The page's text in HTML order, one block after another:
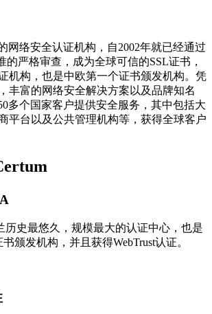
网络安全认证机构，自2002年就已经通过
的严格审查，成为全球可信的SSL证书，
机构，也是中欧第一个证书颁发机构。凭
丰富的网络安全解决方案以及品牌知名
多个国家客户提供安全服务，其中包括大
平台以及公共管理机构等，获得全球客户
历史最悠久，规模最大的认证中心，也是
颁发机构，并且获得WebTrust认证。